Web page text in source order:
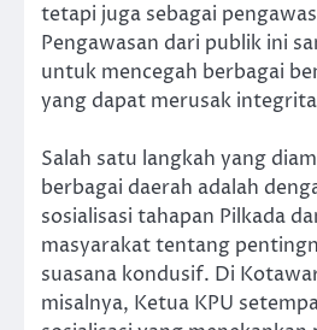
tetapi juga sebagai
Pengawasan dari publik ini
untuk mencegah berbagai
yang dapat merusak
Salah satu langkah yang
berbagai daerah adalah
sosialisasi tahapan Pilkada
masyarakat tentang
suasana kondusif. Di
misalnya, Ketua KPU